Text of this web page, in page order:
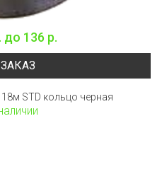
до 136 р.
STD кольцо черная